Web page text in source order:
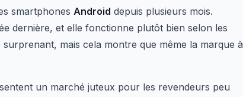
smartphones Android depuis plusieurs mois.
dernière, et elle fonctionne plutôt bien selon les
mais cela montre que même la marque à
un marché juteux pour les revendeurs peu